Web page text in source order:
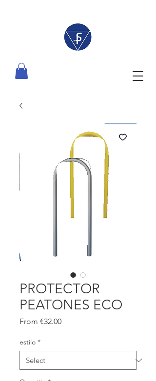
PROTECTOR
PEATONES ECO
From €32.00Sale
estilo *